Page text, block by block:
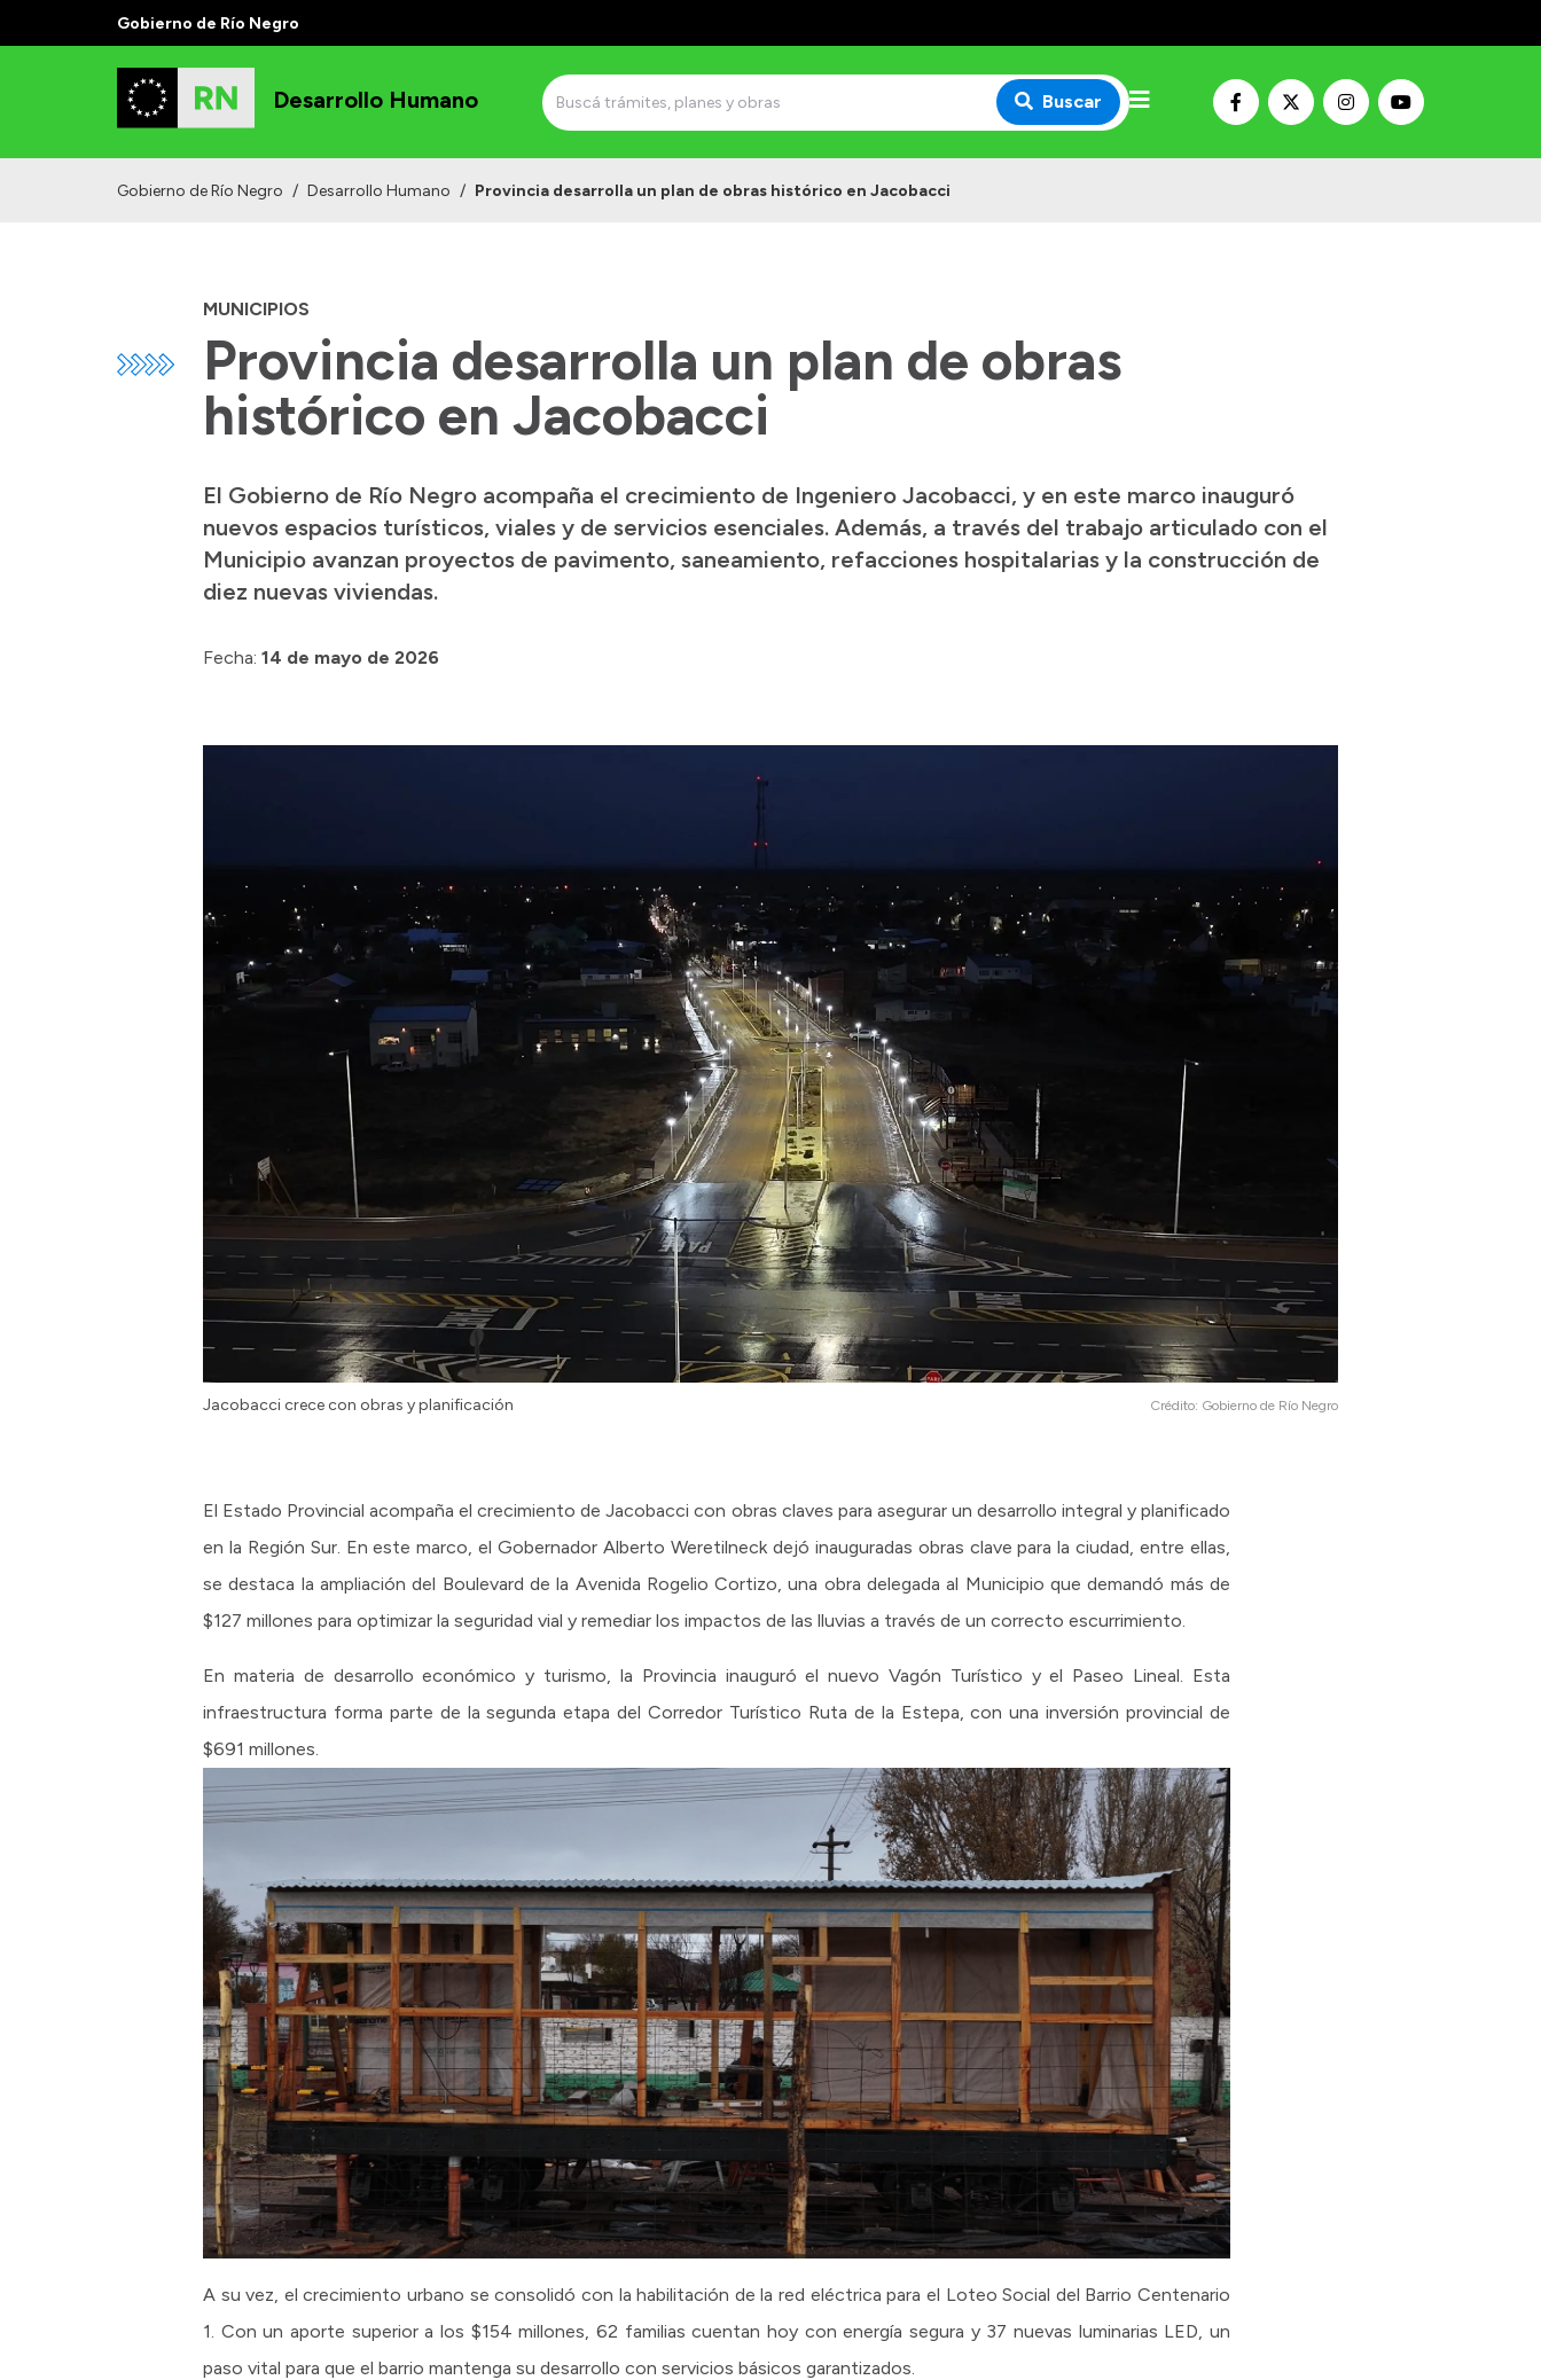
Gobierno de Río Negro
Desarrollo Humano Buscar
Gobierno de Río Negro / Desarrollo Humano / Provincia desarrolla un plan de obras histórico en Jacobacci
MUNICIPIOS
Provincia desarrolla un plan de obras
histórico en Jacobacci
El Gobierno de Río Negro acompaña el crecimiento de Ingeniero Jacobacci, y en este marco inauguró
nuevos espacios turísticos, viales y de servicios esenciales. Además, a través del trabajo articulado con el
Municipio avanzan proyectos de pavimento, saneamiento, refacciones hospitalarias y la construcción de
diez nuevas viviendas.
Fecha: 14 de mayo de 2026
Jacobacci crece con obras y planificación Crédito: Gobierno de Río Negro
El Estado Provincial acompaña el crecimiento de Jacobacci con obras claves para asegurar un desarrollo integral y planificado
en la Región Sur. En este marco, el Gobernador Alberto Weretilneck dejó inauguradas obras clave para la ciudad, entre ellas,
se destaca la ampliación del Boulevard de la Avenida Rogelio Cortizo, una obra delegada al Municipio que demandó más de
$127 millones para optimizar la seguridad vial y remediar los impactos de las lluvias a través de un correcto escurrimiento.
En materia de desarrollo económico y turismo, la Provincia inauguró el nuevo Vagón Turístico y el Paseo Lineal. Esta
infraestructura forma parte de la segunda etapa del Corredor Turístico Ruta de la Estepa, con una inversión provincial de
$691 millones.
A su vez, el crecimiento urbano se consolidó con la habilitación de la red eléctrica para el Loteo Social del Barrio Centenario
1. Con un aporte superior a los $154 millones, 62 familias cuentan hoy con energía segura y 37 nuevas luminarias LED, un
paso vital para que el barrio mantenga su desarrollo con servicios básicos garantizados.